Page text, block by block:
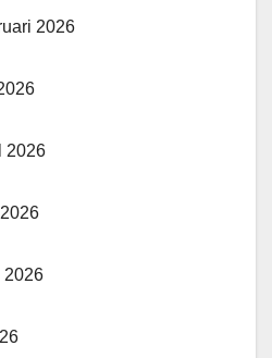
2026
2026
2026